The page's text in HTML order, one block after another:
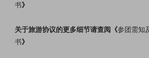
书》
关于旅游协议的更多细节请查阅《参团需知
书》